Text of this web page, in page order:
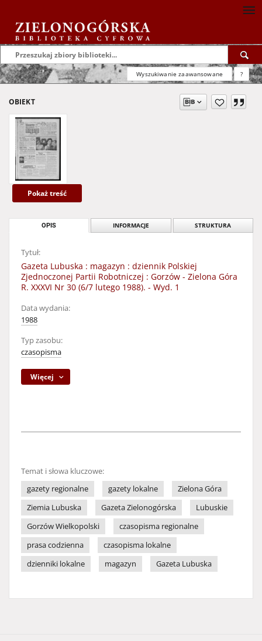
Wyszukiwanie zaawansowane ?
OBIEKT
Pokaż treść
OPIS INFORMACJE STRUKTURA
Tytuł:
Gazeta Lubuska : magazyn : dziennik Polskiej
Zjednoczonej Partii Robotniczej : Gorzów - Zielona Góra
R. XXXVI Nr 30 (6/7 lutego 1988). - Wyd. 1
Data wydania:
1988
Typ zasobu:
czasopisma
Więcej
Temat i słowa kluczowe:
gazety regionalne
gazety lokalne
Zielona Góra
Ziemia Lubuska
Gazeta Zielonogórska
Lubuskie
Gorzów Wielkopolski
czasopisma regionalne
prasa codzienna
czasopisma lokalne
dzienniki lokalne
magazyn Gazeta Lubuska